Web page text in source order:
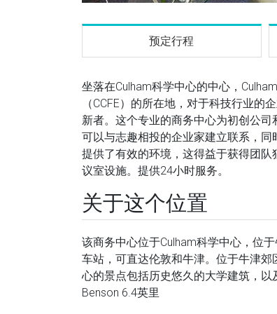
预定行程
坐落在Culham科学中心的中心，
（CCFE）的所在地，对于科技行业
新者。这个专业的商务中心为初创公
可以与志趣相投的企业家建立联系，
提供了有效的环境，这得益于获得团
议室设施。提供24小时服务。
关于这个位置
该商务中心位于Culham科学中心，位
车站，可直达伦敦和牛津。位于牛津
心的景点包括历史悠久的大学建筑，以
Benson 6.4英里